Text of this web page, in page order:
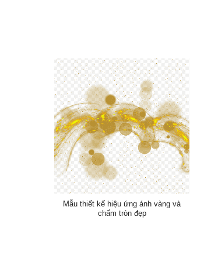
Mẫu thiết kế hiệu ứng ánh vàng và
chấm tròn đẹp